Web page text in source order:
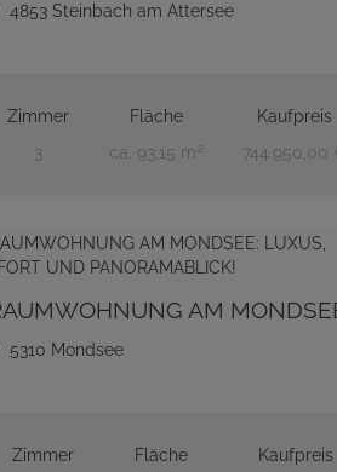
4853 Steinbach am Attersee
Zimmer
3
Fläche
ca. 93,15 m2
Kaufpreis
744.950,00
5310 Mondsee
Zimmer
Fläche
Kaufpreis